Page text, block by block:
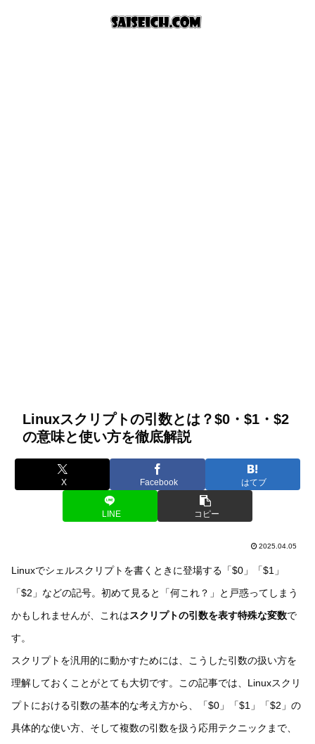
Linuxスクリプトの引数とは？$0・$1・$2
の意味と使い方を徹底解説
X Facebook はてブ
LINE コピー
2025.04.05
Linuxでシェルスクリプトを書くときに登場する「$0」「$1」
「$2」などの記号。初めて見ると「何これ？」と戸惑ってしまう
かもしれませんが、これはスクリプトの引数を表す特殊な変数で
す。
スクリプトを汎用的に動かすためには、こうした引数の扱い方を
理解しておくことがとても大切です。この記事では、Linuxスクリ
プトにおける引数の基本的な考え方から、「$0」「$1」「$2」の
具体的な使い方、そして複数の引数を扱う応用テクニックまで、